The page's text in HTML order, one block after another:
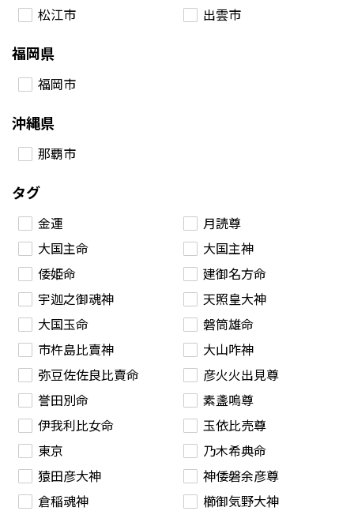
松江市 出雲市
福岡県
福岡市
沖縄県
那覇市
タグ
金運
月読尊
大国主命
大国主神
倭姫命
建御名方命
宇迦之御魂神
天照皇大神
大国玉命
磐筒雄命
市杵島比賣神
大山咋神
弥豆佐佐良比賣命
彦火火出見尊
誉田別命
素盞嗚尊
伊我利比女命
玉依比売尊
東京
乃木希典命
猿田彦大神
神倭磐余彦尊
倉稲魂神
櫛御気野大神